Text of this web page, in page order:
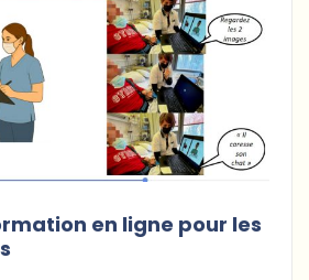
en ligne pour les